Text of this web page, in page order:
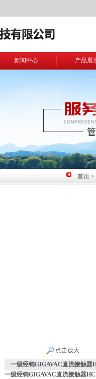
新闻中心 产品展
首页 >
点击放大
一级经销GIGAVAC直流接触器
一级经销GIGAVAC直流接触器